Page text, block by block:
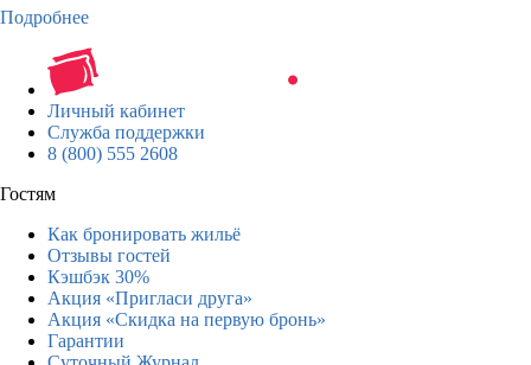
Подробнее
Личный кабинет
Служба поддержки
8 (800) 555 2608
Гостям
Как бронировать жильё
Отзывы гостей
Кэшбэк 30%
Акция «Пригласи друга»
Акция «Скидка на первую бронь»
Гарантии